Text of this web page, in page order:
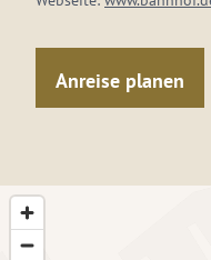
Anreise planen